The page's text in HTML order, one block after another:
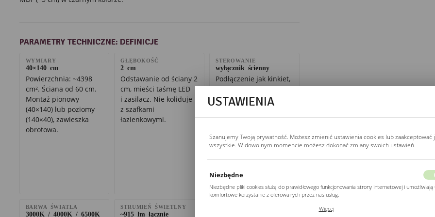
PARAMETRY TECHNICZNE: DEFINICJE
WYMIARY
40×140 cm
Powierzchnia: ~4398
cm². Ściana od 60 cm.
Montaż pionowy
(40×140) lub poziomy
(140×40), zawieszka
obrotowa.
GŁĘBOKOŚĆ
2 cm
Odstawanie od ściany 2
cm, mieści taśmę LED
i zasilacz. Nie koliduje
z szafkami
łazienkowymi.
STEROWANIE
wyłącznik ścienny
Podłączenie jak kinkiet,
dwa lub trzy przewody
(L, N, PE) przez
Kompatybilne ze smart
(Sonoff Mini, Shelly 1)
w puszce zamiast
mechanicznego
wyłącznika.
BARWA ŚWIATŁA
3000K / 4000K / 6500K
STRUMIEŃ ŚWIETLNY
~915 lm łącznie
USTAWIENIA
Szanujemy Twoją prywatność. Możesz zmienić ustawienia cookies lub zaakceptować
wszystkie. W dowolnym momencie możesz dokonać zmiany swoich ustawień.
Niezbędne
Niezbędne pliki cookies służą do prawidłowego funkcjonowania strony internetowej i umożliwiają
komfortowe korzystanie z oferowanych przez nas usług.
Twoich ustawień preferencji prywatności, logowania czy wypełniania formularzy. Dzięki plikom
Więcej